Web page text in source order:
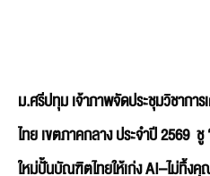
ม.ศรีปทุม เจ้าภาพจัดประชุมวิชาก
ไทย เขตภาคกลาง ประจำปี 2569 ชู
ใหม่ปั้นบัณฑิตไทยให้เก่ง AI–ไม่ทิ้ง